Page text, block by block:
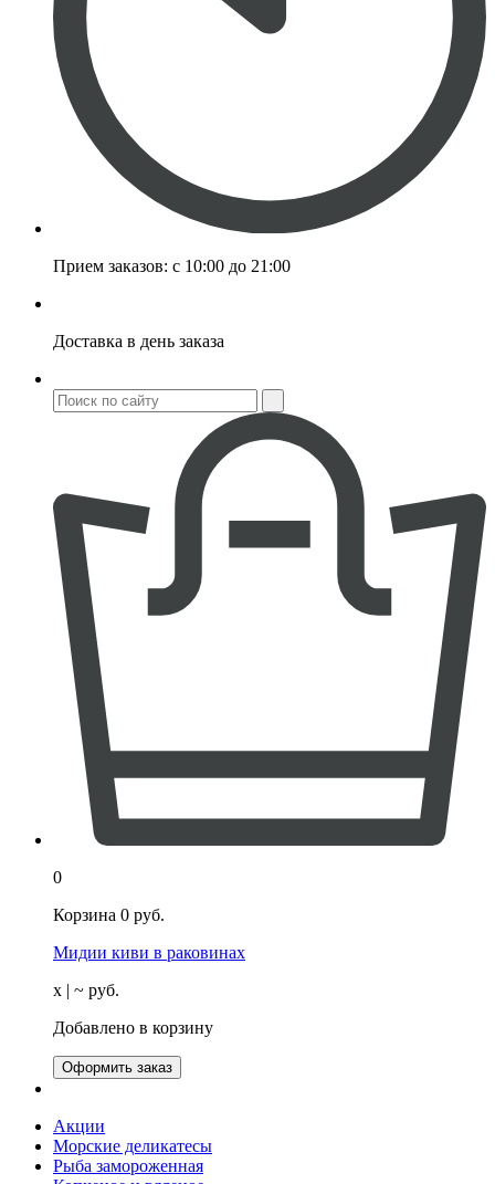
Прием заказов: с 10:00 до 21:00
Доставка в день заказа
0
Корзина 0 руб.
Мидии киви в раковинах
х | ~ руб.
Добавлено в корзину
Оформить заказ
Акции
Морские деликатесы
Рыба замороженная